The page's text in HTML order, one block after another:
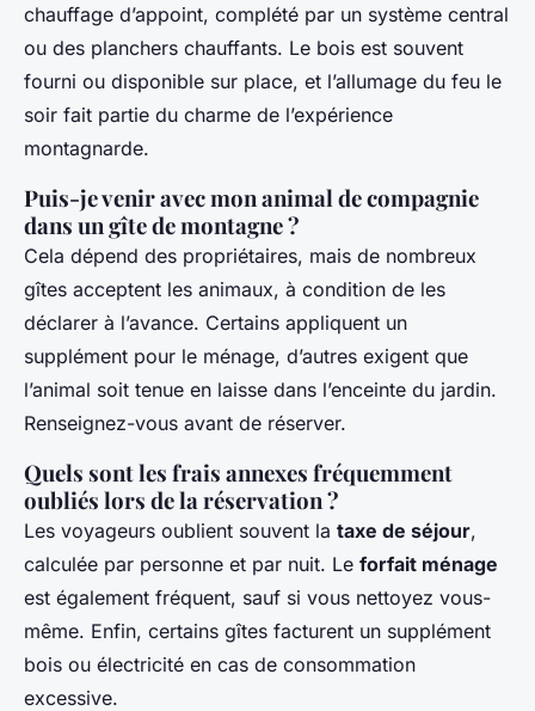
chauffage d’appoint, complété par un système central
ou des planchers chauffants. Le bois est souvent
fourni ou disponible sur place, et l’allumage du feu le
soir fait partie du charme de l’expérience
montagnarde.
Puis-je venir avec mon animal de compagnie
dans un gîte de montagne ?
Cela dépend des propriétaires, mais de nombreux
gîtes acceptent les animaux, à condition de les
déclarer à l’avance. Certains appliquent un
supplément pour le ménage, d’autres exigent que
l’animal soit tenue en laisse dans l’enceinte du jardin.
Renseignez-vous avant de réserver.
Quels sont les frais annexes fréquemment
oubliés lors de la réservation ?
Les voyageurs oublient souvent la taxe de séjour,
calculée par personne et par nuit. Le forfait ménage
est également fréquent, sauf si vous nettoyez vous-
même. Enfin, certains gîtes facturent un supplément
bois ou électricité en cas de consommation
excessive.